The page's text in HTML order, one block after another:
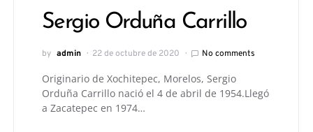
Sergio Orduña Carrillo
by admin 22 de octubre de 2020 No comments
Originario de Xochitepec, Morelos, Sergio
Orduña Carrillo nació el 4 de abril de 1954.Llegó
a Zacatepec en 1974…